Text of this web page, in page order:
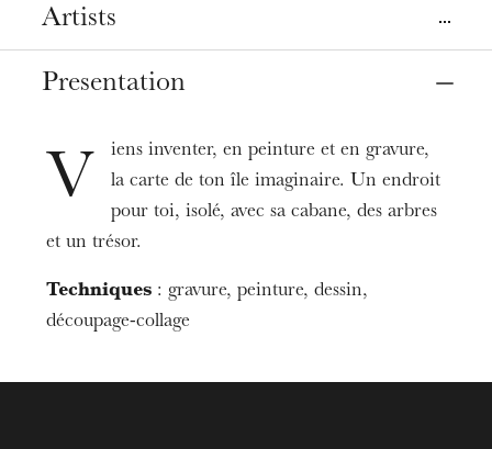
Place
Strasbourg
Grenier d'abondance
Mar21, 2026 2:30 PM
6€
2h00
Age limit
Artists
Avec Julia Le Corre / Les Bateliers centre créatif et
Presentation
V
iens inventer, en peinture et en gravure,
la carte de ton île imaginaire. Un endroit
pour toi, isolé, avec sa cabane, des arbres
et un trésor.
Techniques : gravure, peinture, dessin,
découpage-collage